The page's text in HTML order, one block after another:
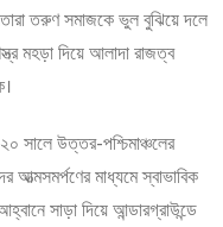
তরুণ সমাজকে ভুল বুঝিয়ে দলে
মহড়া দিয়ে আলাদা রাজত্ব
সালে উত্তর-পশ্চিমাঞ্চলের
মাধ্যমে স্বাভাবিক
সাড়া দিয়ে আন্ডারগ্রাউন্ডে